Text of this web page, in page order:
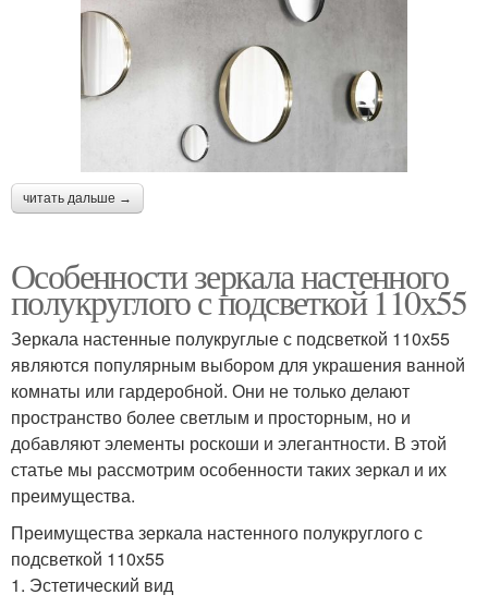
читать дальше →
Особенности зеркала настенного
полукруглого с подсветкой 110х55
Зеркала настенные полукруглые с подсветкой 110х55
являются популярным выбором для украшения ванной
комнаты или гардеробной. Они не только делают
пространство более светлым и просторным, но и
добавляют элементы роскоши и элегантности. В этой
статье мы рассмотрим особенности таких зеркал и их
преимущества.
Преимущества зеркала настенного полукруглого с
подсветкой 110х55
1. Эстетический вид